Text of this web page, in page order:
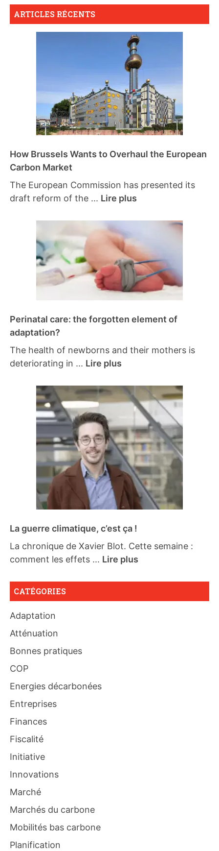
ARTICLES RÉCENTS
How Brussels Wants to Overhaul the European
Carbon Market
The European Commission has presented its
draft reform of the ... Lire plus
Perinatal care: the forgotten element of
adaptation?
The health of newborns and their mothers is
deteriorating in ... Lire plus
La guerre climatique, c’est ça !
La chronique de Xavier Blot. Cette semaine :
comment les effets ... Lire plus
CATÉGORIES
Adaptation
Atténuation
Bonnes pratiques
COP
Energies décarbonées
Entreprises
Finances
Fiscalité
Initiative
Innovations
Marché
Marchés du carbone
Mobilités bas carbone
Planification